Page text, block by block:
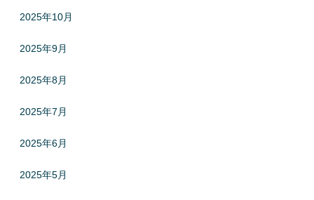
2025年10月
2025年9月
2025年8月
2025年7月
2025年6月
2025年5月